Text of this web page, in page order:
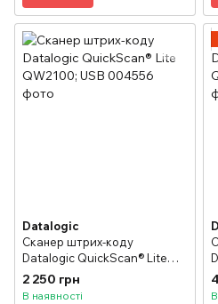
Datalogic
Сканер штрих-коду
Datalogic QuickScan® Lite
QW2100; USB
2 250 грн
В наявності